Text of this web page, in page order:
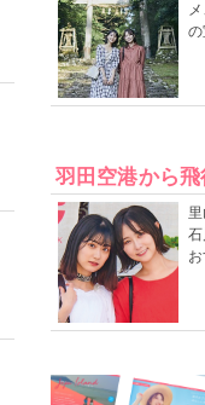
の
羽田空港から飛